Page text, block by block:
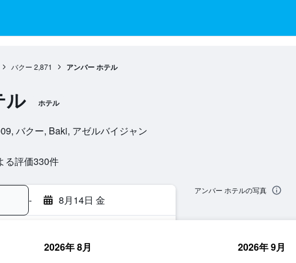
バクー 2,871 アンバー ホテル
ル ホテル
バクー, Baki, アゼルバイジャン
る評価330​件
- 8月14日 金
アンバー ホテルの写真
2026年 8月 2026年 9月